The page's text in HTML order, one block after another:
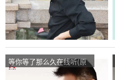
等你等了那么久在线听(原
唱是祁隆/乐凡)，落雪殇城